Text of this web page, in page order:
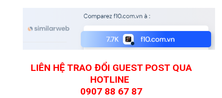
LIÊN HỆ TRAO ĐỔI GUEST POST QUA
HOTLINE
0907 88 67 87